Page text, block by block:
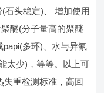
石头稳定)、 增加使用
醚(分子量高的聚醚
多环)、水与异氰
太少)，等等。以上可
失重检测标准，高回